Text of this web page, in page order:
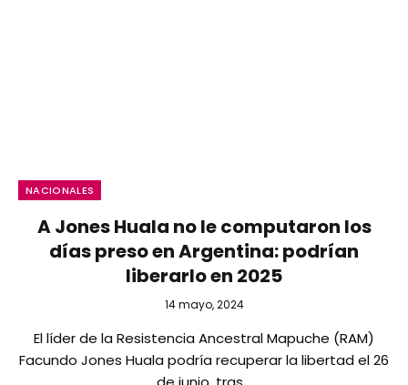
NACIONALES
A Jones Huala no le computaron los
días preso en Argentina: podrían
liberarlo en 2025
14 mayo, 2024
El líder de la Resistencia Ancestral Mapuche (RAM)
Facundo Jones Huala podría recuperar la libertad el 26